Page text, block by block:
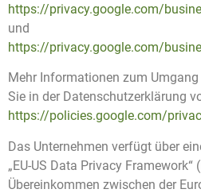
https://privacy.google.com/
und
https://privacy.google.com/
Mehr Informationen zum
Sie in der Datenschutzerklärung
https://policies.google.com/
Das Unternehmen verfügt über
„EU-US Data Privacy Framework“
Übereinkommen zwischen der